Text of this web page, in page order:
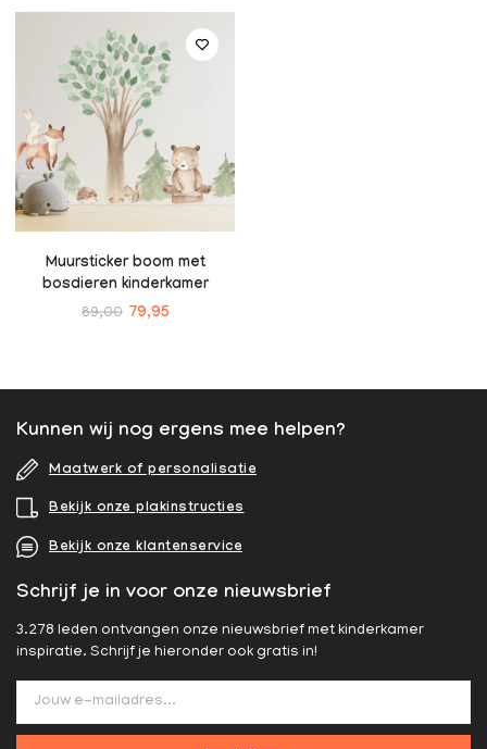
Muursticker boom met
bosdieren kinderkamer
89,00 79,95
Kunnen wij nog ergens mee helpen?
Maatwerk of personalisatie
Bekijk onze plakinstructies
Bekijk onze klantenservice
Schrijf je in voor onze nieuwsbrief
3.278 leden ontvangen onze nieuwsbrief met kinderkamer
inspiratie. Schrijf je hieronder ook gratis in!